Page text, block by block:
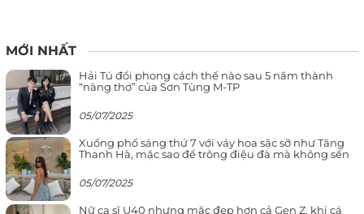
MỚI NHẤT
Hải Tú đổi phong cách thế nào sau 5 năm thành
“nàng thơ” của Sơn Tùng M-TP
05/07/2025
Xuống phố sáng thứ 7 với váy hoa sặc sỡ như Tăng
Thanh Hà, mặc sao để trông điệu đà mà không sến
05/07/2025
Nữ ca sĩ U40 nhưng mặc đẹp hơn cả Gen Z, khi cá